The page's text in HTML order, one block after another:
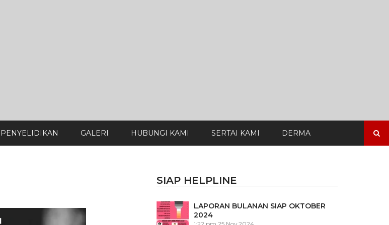
PENYELIDIKAN GALERI HUBUNGI KAMI SERTAI KAMI DERMA
for:
SIAP HELPLINE
LAPORAN BULANAN SIAP OKTOBER
2024